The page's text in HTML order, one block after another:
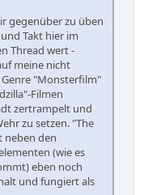
gegenüber zu üben
Takt hier im
Thread wert -
meine nicht
"Monsterfilm"
Filmen
zertrampelt und
zu setzen. "The
neben den
(wie es
eben noch
und fungiert als